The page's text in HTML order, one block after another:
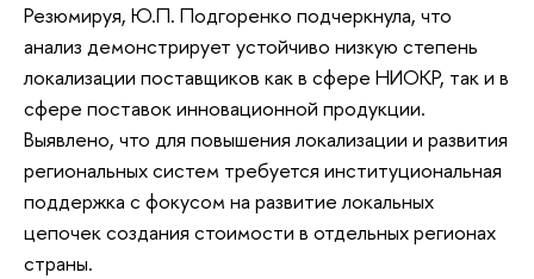
Резюмируя, Ю.П. Подгоренко подчеркнула, что
анализ демонстрирует устойчиво низкую степень
локализации поставщиков как в сфере НИОКР, так и в
сфере поставок инновационной продукции.
Выявлено, что для повышения локализации и развития
региональных систем требуется институциональная
поддержка с фокусом на развитие локальных
цепочек создания стоимости в отдельных регионах
страны.